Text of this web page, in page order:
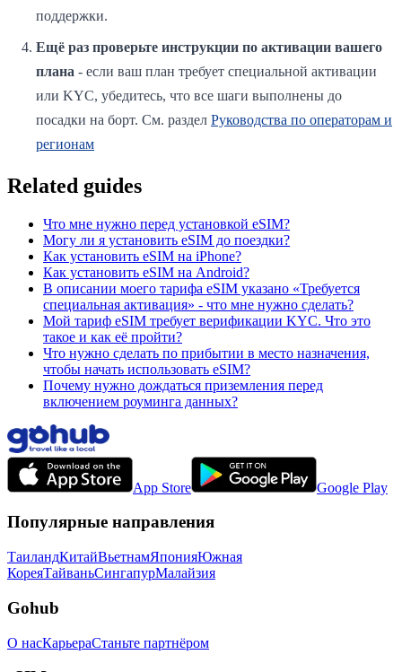
поддержки.
Ещё раз проверьте инструкции по активации вашего
плана - если ваш план требует специальной активации
или KYC, убедитесь, что все шаги выполнены до
посадки на борт. См. раздел Руководства по операторам и
регионам
Related guides
Что мне нужно перед установкой eSIM?
Могу ли я установить eSIM до поездки?
Как установить eSIM на iPhone?
Как установить eSIM на Android?
В описании моего тарифа eSIM указано «Требуется
специальная активация» - что мне нужно сделать?
Мой тариф eSIM требует верификации KYC. Что это
такое и как её пройти?
Что нужно сделать по прибытии в место назначения,
чтобы начать использовать eSIM?
Почему нужно дождаться приземления перед
включением роуминга данных?
App Store Google Play
Популярные направления
ТаиландКитайВьетнамЯпонияЮжная
КореяТайваньСингапурМалайзия
Gohub
О насКарьераСтаньте партнёром